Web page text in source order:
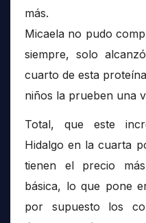
más.
Micaela no pudo
siempre, solo
cuarto de esta
niños la prueben una
Total, que este
Hidalgo en la cuarta
tienen el precio
básica, lo que pone
por supuesto los